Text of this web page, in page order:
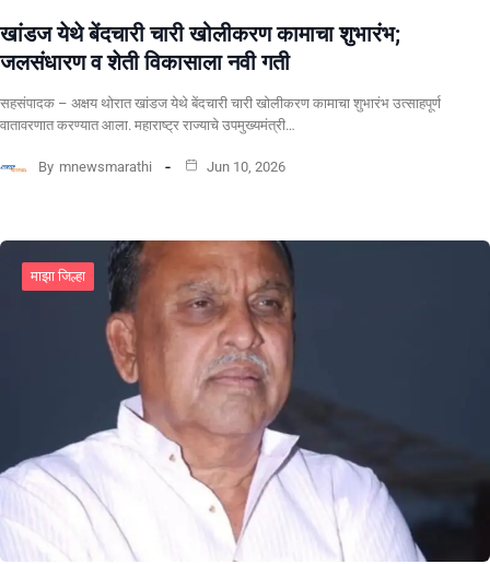
खांडज येथे बेंदचारी चारी खोलीकरण कामाचा शुभारंभ;
जलसंधारण व शेती विकासाला नवी गती
सहसंपादक – अक्षय थोरात खांडज येथे बेंदचारी चारी खोलीकरण कामाचा शुभारंभ उत्साहपूर्ण
वातावरणात करण्यात आला. महाराष्ट्र राज्याचे उपमुख्यमंत्री…
By mnewsmarathi Jun 10, 2026
माझा जिल्हा